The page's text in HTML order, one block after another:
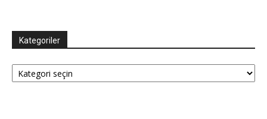
Kategoriler
Kategoriler